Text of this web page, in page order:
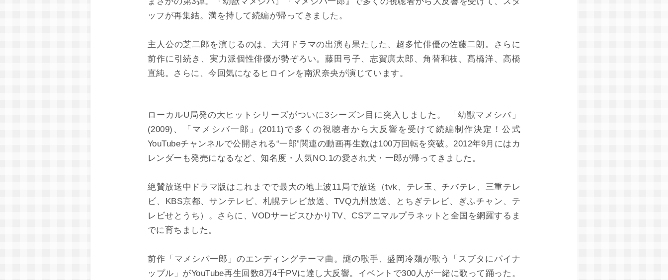
ッフが再集結。満を持して続編が帰ってきました。
主人公の芝二郎を演じるのは、大河ドラマの出演も果たした、超多忙俳優の佐藤二朗。さらに
前作に引続き、実力派個性俳優が勢ぞろい。藤田弓子、志賀廣太郎、角替和枝、髙橋洋、高橋
直純。さらに、今回気になるヒロインを南沢奈央が演じています。
ローカルU局発の大ヒットシリーズがついに3シーズン目に突入しました。 「幼獣マメシバ」
(2009)、「マメシバ一郎」(2011)で多くの視聴者から大反響を受けて続編制作決定！公式
YouTubeチャンネルで公開される“一郎”関連の動画再生数は100万回転を突破。2012年9月にはカ
レンダーも発売になるなど、知名度・人気NO.1の愛され犬・一郎が帰ってきました。
絶賛放送中ドラマ版はこれまでで最大の地上波11局で放送（tvk、テレ玉、チバテレ、三重テレ
ビ、KBS京都、サンテレビ、札幌テレビ放送、TVQ九州放送、とちぎテレビ、ぎふチャン、テ
レビせとうち）。さらに、VODサービスひかりTV、CSアニマルプラネットと全国を網羅するま
でに育ちました。
前作「マメシバ一郎」のエンディングテーマ曲。謎の歌手、盛岡冷麺が歌う「スブタにパイナ
ップル」がYouTube再生回数8万4千PVに達し大反響。イベントで300人が一緒に歌って踊った。